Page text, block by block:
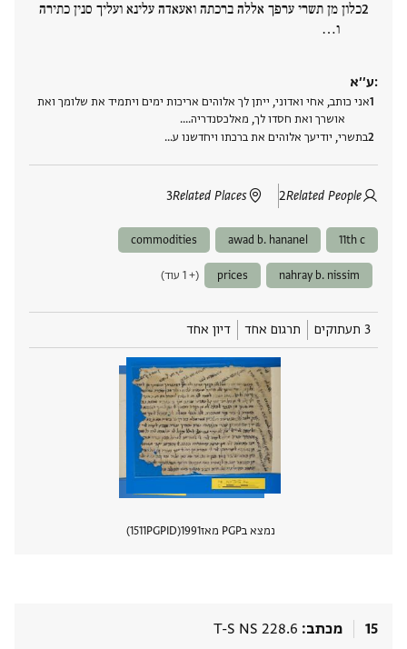
כלון מן תשרי ערפך אללה ברכתה ואעאדה עלינא ועליך סנין כתירה
ו‮…
ע׳׳א:
אני כותב, אחי ואדוני, ייתן לך אלוהים אריכות ימים ויתמיד את שלומך ואת
אושרך ואת חסדו לך, מאלכסנדריה….
בתשרי, יודיעך אלוהים את ברכתו ויחדשנו ע‮…
Related People
2
Related Places
3
11th c
awad b. hananel
commodities
nahray b. nissim
prices (+ 1 עוד)
3 תעתוקים תרגום אחד דיון אחד
נמצא בPGP מאז 1991
PGPID
1511
15 מכתב T-S NS 228.6